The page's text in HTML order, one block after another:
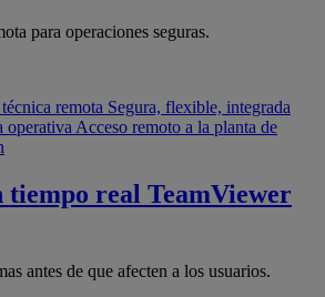
para operaciones seguras.
remota Segura, flexible, integrada
operativa Acceso remoto a la planta de
tiempo real TeamViewer
antes de que afecten a los usuarios.